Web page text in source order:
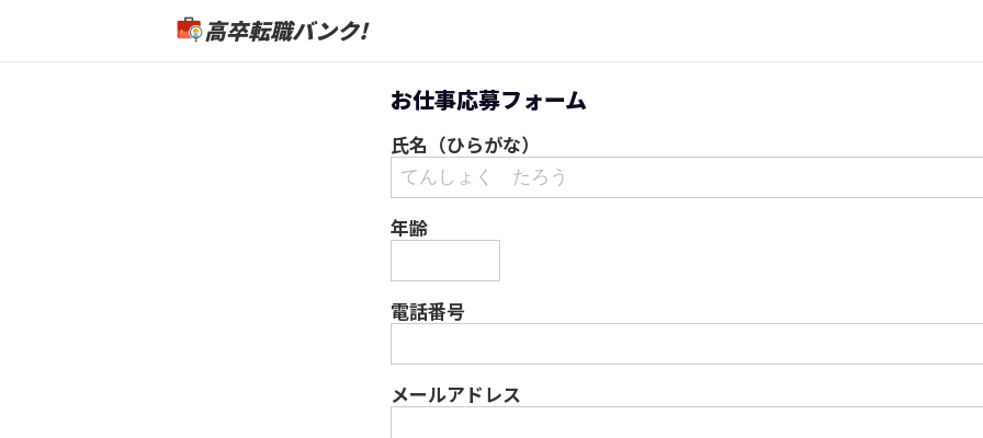
高卒転職バンク!
お仕事応募フォーム
氏名（ひらがな）
年齢
電話番号
メールアドレス